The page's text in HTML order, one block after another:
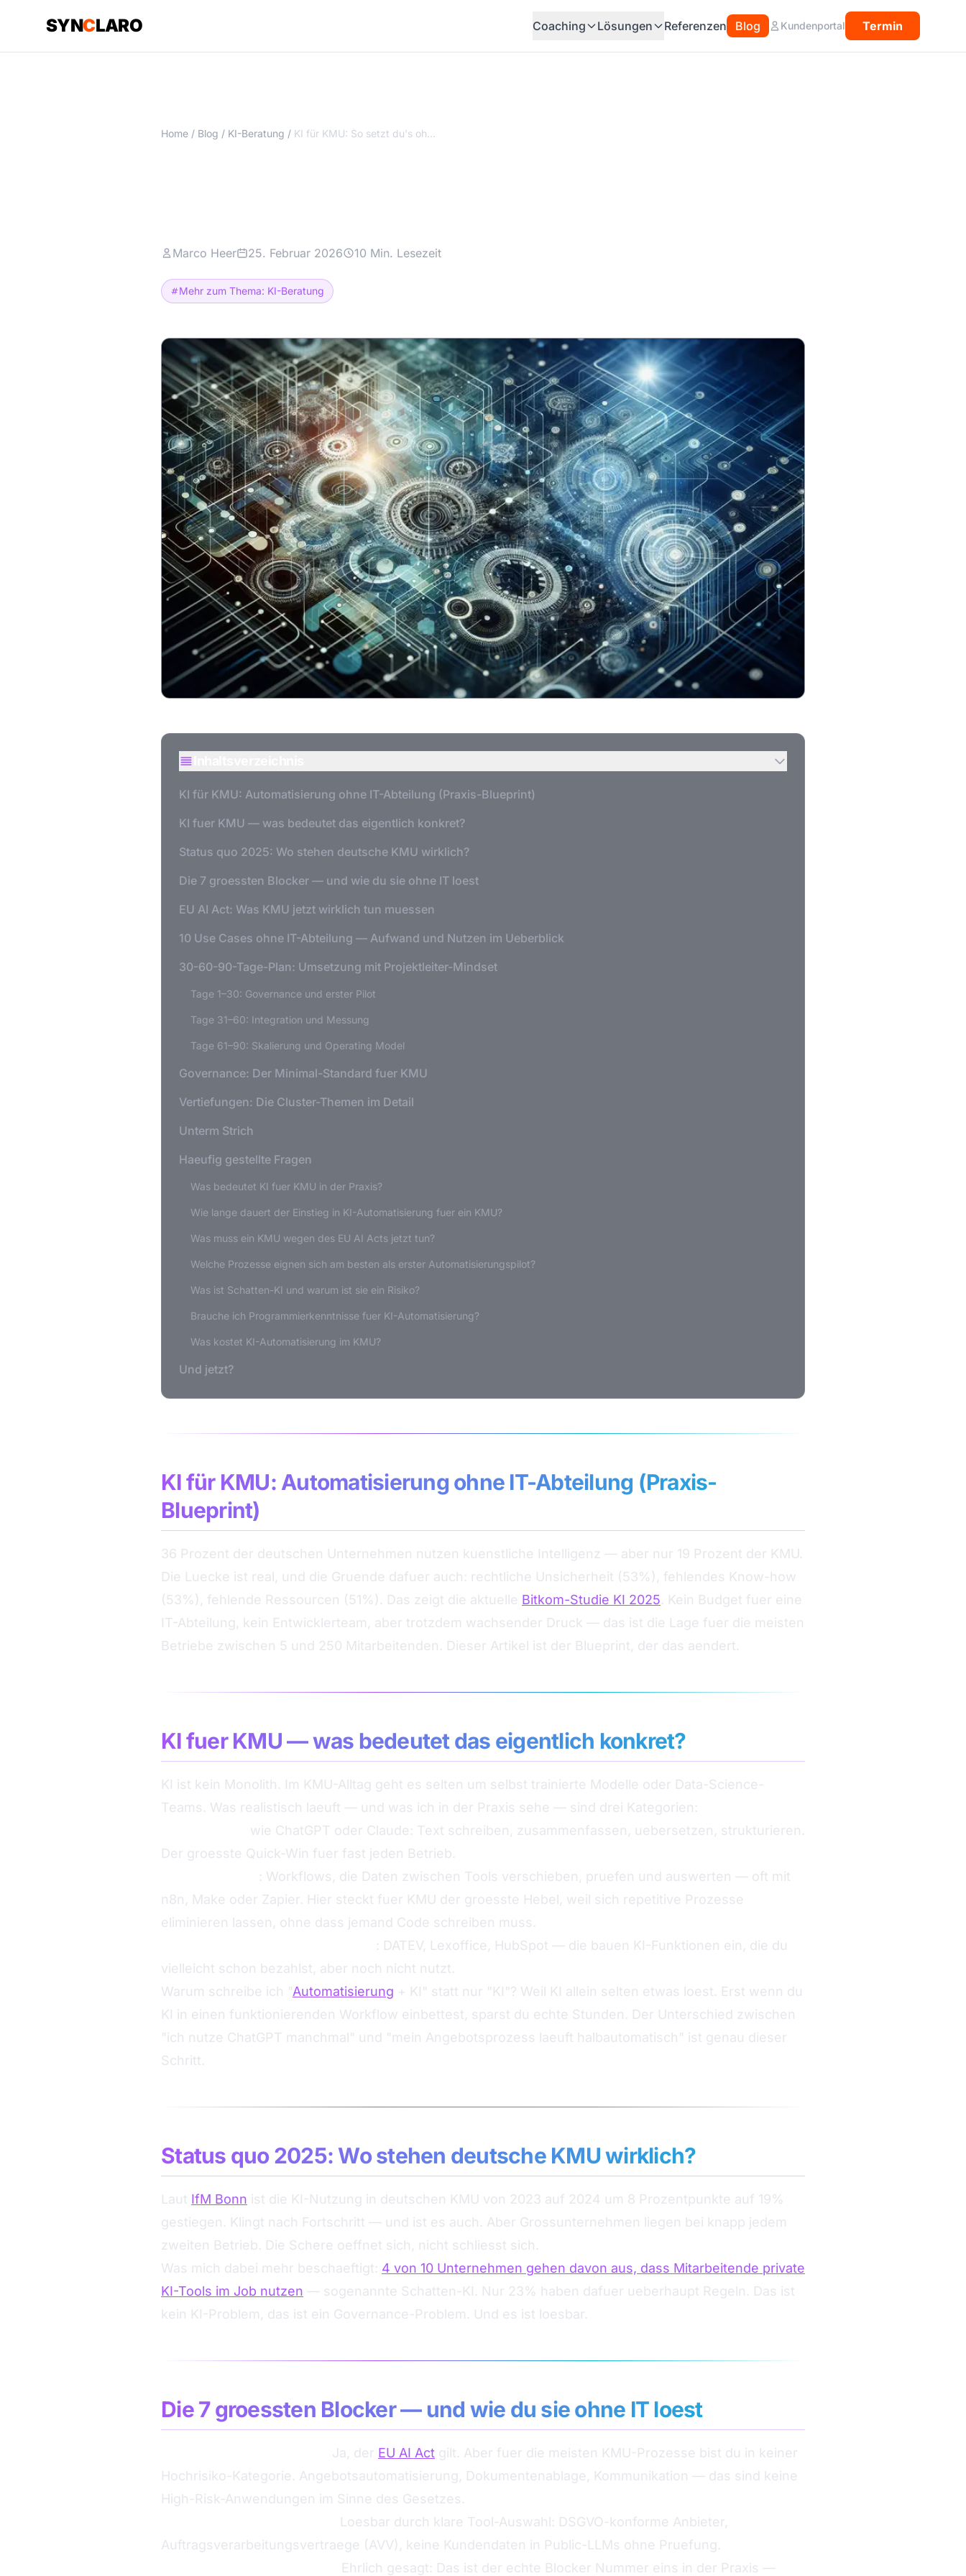
SYNCLARO Coaching Lösungen Referenzen Blog Kundenportal Termin
Home / Blog / KI-Beratung / KI für KMU: So setzt du's ohne IT-Abteilung um!
Marco Heer 25. Februar 2026 10 Min. Lesezeit
Mehr zum Thema: KI-Beratung
KI für KMU: Automatisierung ohne IT-Abteilung (Praxis-Blueprint)
KI fuer KMU — was bedeutet das eigentlich konkret?
Status quo 2025: Wo stehen deutsche KMU wirklich?
Die 7 groessten Blocker — und wie du sie ohne IT loest
EU AI Act: Was KMU jetzt wirklich tun muessen
10 Use Cases ohne IT-Abteilung — Aufwand und Nutzen im Ueberblick
30-60-90-Tage-Plan: Umsetzung mit Projektleiter-Mindset
Tage 1–30: Governance und erster Pilot
Tage 31–60: Integration und Messung
Tage 61–90: Skalierung und Operating Model
Governance: Der Minimal-Standard fuer KMU
Vertiefungen: Die Cluster-Themen im Detail
Unterm Strich
Haeufig gestellte Fragen
Was bedeutet KI fuer KMU in der Praxis?
Wie lange dauert der Einstieg in KI-Automatisierung fuer ein KMU?
Was muss ein KMU wegen des EU AI Acts jetzt tun?
Welche Prozesse eignen sich am besten als erster Automatisierungspilot?
Was ist Schatten-KI und warum ist sie ein Risiko?
Brauche ich Programmierkenntnisse fuer KI-Automatisierung?
Was kostet KI-Automatisierung im KMU?
Und jetzt?
KI für KMU: Automatisierung ohne IT-Abteilung (Praxis-
Blueprint)
36 Prozent der deutschen Unternehmen nutzen kuenstliche Intelligenz — aber nur 19 Prozent der KMU.
Die Luecke ist real, und die Gruende dafuer auch: rechtliche Unsicherheit (53%), fehlendes Know-how
(53%), fehlende Ressourcen (51%). Das zeigt die aktuelle Bitkom-Studie KI 2025. Kein Budget fuer eine
IT-Abteilung, kein Entwicklerteam, aber trotzdem wachsender Druck — das ist die Lage fuer die meisten
Betriebe zwischen 5 und 250 Mitarbeitenden. Dieser Artikel ist der Blueprint, der das aendert.
KI fuer KMU — was bedeutet das eigentlich konkret?
KI ist kein Monolith. Im KMU-Alltag geht es selten um selbst trainierte Modelle oder Data-Science-
Teams. Was realistisch laeuft — und was ich in der Praxis sehe — sind drei Kategorien:
wie ChatGPT oder Claude: Text schreiben, zusammenfassen, uebersetzen, strukturieren.
Der groesste Quick-Win fuer fast jeden Betrieb.
: Workflows, die Daten zwischen Tools verschieben, pruefen und auswerten — oft mit
n8n, Make oder Zapier. Hier steckt fuer KMU der groesste Hebel, weil sich repetitive Prozesse
eliminieren lassen, ohne dass jemand Code schreiben muss.
: DATEV, Lexoffice, HubSpot — die bauen KI-Funktionen ein, die du
vielleicht schon bezahlst, aber noch nicht nutzt.
Warum schreibe ich "Automatisierung + KI" statt nur "KI"? Weil KI allein selten etwas loest. Erst wenn du
KI in einen funktionierenden Workflow einbettest, sparst du echte Stunden. Der Unterschied zwischen
"ich nutze ChatGPT manchmal" und "mein Angebotsprozess laeuft halbautomatisch" ist genau dieser
Schritt.
Status quo 2025: Wo stehen deutsche KMU wirklich?
Laut IfM Bonn ist die KI-Nutzung in deutschen KMU von 2023 auf 2024 um 8 Prozentpunkte auf 19%
gestiegen. Klingt nach Fortschritt — und ist es auch. Aber Grossunternehmen liegen bei knapp jedem
zweiten Betrieb. Die Schere oeffnet sich, nicht schliesst sich.
Was mich dabei mehr beschaeftigt: 4 von 10 Unternehmen gehen davon aus, dass Mitarbeitende private
KI-Tools im Job nutzen — sogenannte Schatten-KI. Nur 23% haben dafuer ueberhaupt Regeln. Das ist
kein KI-Problem, das ist ein Governance-Problem. Und es ist loesbar.
Die 7 groessten Blocker — und wie du sie ohne IT loest
Ja, der EU AI Act gilt. Aber fuer die meisten KMU-Prozesse bist du in keiner
Hochrisiko-Kategorie. Angebotsautomatisierung, Dokumentenablage, Kommunikation — das sind keine
High-Risk-Anwendungen im Sinne des Gesetzes.
Loesbar durch klare Tool-Auswahl: DSGVO-konforme Anbieter,
Auftragsverarbeitungsvertraege (AVV), keine Kundendaten in Public-LLMs ohne Pruefung.
Ehrlich gesagt: Das ist der echte Blocker Nummer eins in der Praxis —